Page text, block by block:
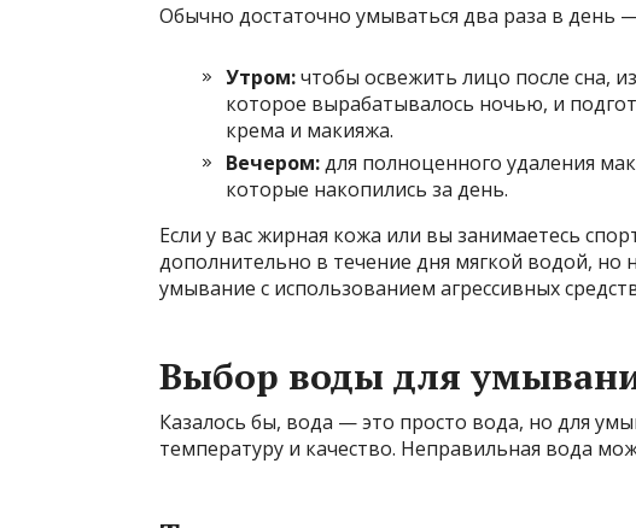
Обычно достаточно умываться два раза в день
Утром:чтобы освежить лицо после сна,
которое вырабатывалось ночью, и
крема и макияжа.
Вечером:для полноценного удаления
которые накопились за день.
Если у вас жирная кожа или вы занимаетесь
дополнительно в течение дня мягкой водой, но
умывание с использованием агрессивных
Выбор воды для
Казалось бы, вода — это просто вода, но для
температуру и качество. Неправильная вода